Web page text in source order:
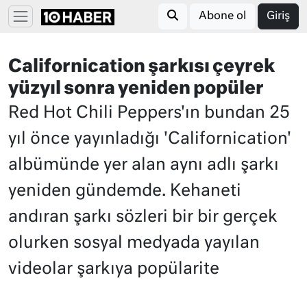
Abone ol Giriş
Californication şarkısı çeyrek
yüzyıl sonra yeniden popüler
Red Hot Chili Peppers'ın bundan 25
yıl önce yayınladığı 'Californication'
albümünde yer alan aynı adlı şarkı
yeniden gündemde. Kehaneti
andıran şarkı sözleri bir bir gerçek
olurken sosyal medyada yayılan
videolar şarkıya popülarite